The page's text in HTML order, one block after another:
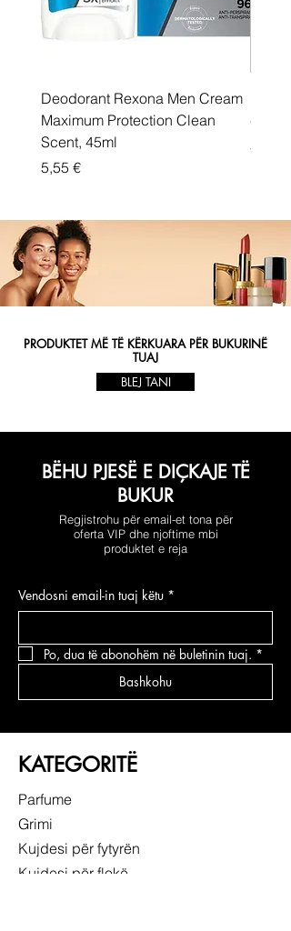
Deodorant Rexona Men Cream
Maximum Protection Clean
Scent, 45ml
Price
5,55 €
Price
5,55 €
PRODUKTET MË TË KËRKUARA PËR BUKURINË
TUAJ
BLEJ TANI
BËHU PJESË E DIÇKAJE TË
BUKUR
Regjistrohu për email-et tona për
oferta VIP dhe njoftime mbi
produktet e reja
Vendosni email-in tuaj këtu *
Po, dua të abonohëm në buletinin tuaj. *
Bashkohu
KATEGORITË
Parfume
Grimi
Kujdesi për fytyrën
Kujdesi për flokë